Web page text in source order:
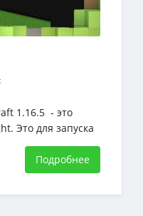
1.16.5 - это
Это для запуска
Подробнее